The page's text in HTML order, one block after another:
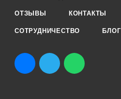
ОТЗЫВЫ КОНТАКТЫ
СОТРУДНИЧЕСТВО БЛОГ